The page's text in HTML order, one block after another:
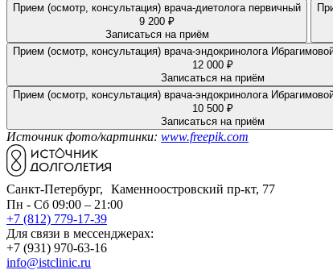
Прием (осмотр, консультация) врача-диетолога первичный
9 200 ₽
Записаться на приём
Прием (осмотр, консультация) врача-эндокринолога
12 000 ₽
Записаться на приём
Прием (осмотр, консультация) врача-эндокринолога
10 500 ₽
Записаться на приём
Источник фото/картинки: www.freepik.com
Санкт-Петербург, Каменноостровский пр-кт, 77
Пн - Сб 09:00 – 21:00
+7 (812) 779-17-39
Для связи в мессенджерах:
+7 (931) 970-63-16
info@istclinic.ru